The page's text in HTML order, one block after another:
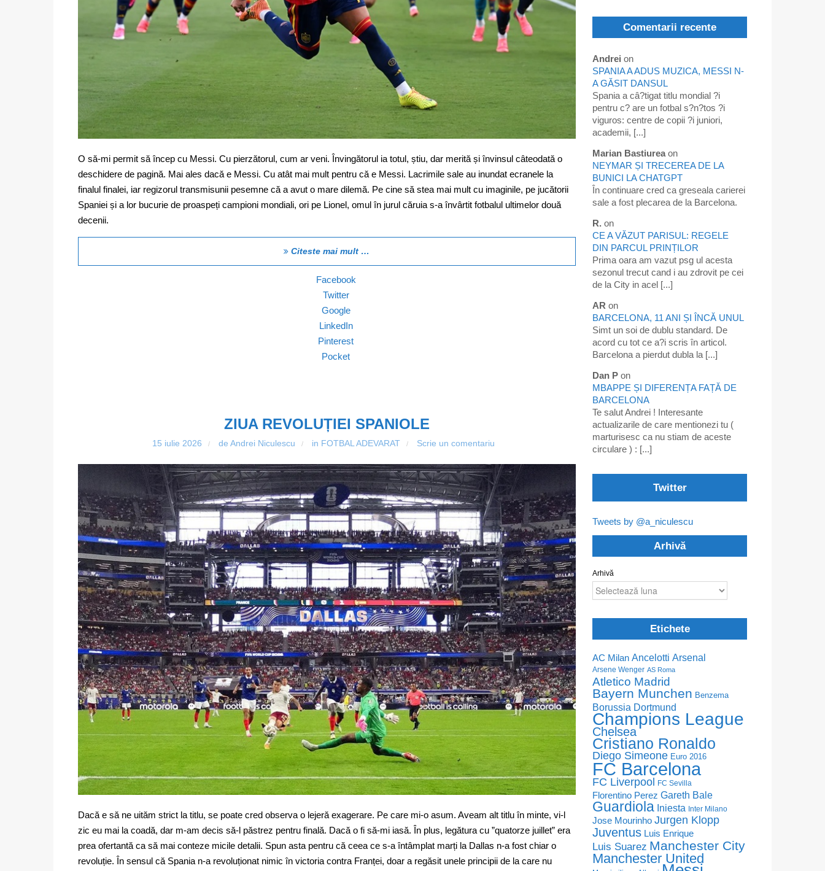
O să-mi permit să încep cu Messi. Cu pierzătorul, cum ar veni. Învingătorul ia totul, știu, dar merită și învinsul câteodată o
deschidere de pagină. Mai ales dacă e Messi. Cu atât mai mult pentru că e Messi. Lacrimile sale au inundat ecranele la
finalul finalei, iar regizorul transmisunii pesemne că a avut o mare dilemă. Pe cine să stea mai mult cu imaginile, pe jucătorii
Spaniei și a lor bucurie de proaspeți campioni mondiali, ori pe Lionel, omul în jurul căruia s-a învârtit fotbalul ultimelor două
decenii.
Citeste mai mult …
Facebook
Twitter
Google
LinkedIn
Pinterest
Pocket
ZIUA REVOLUȚIEI SPANIOLE
15 iulie 2026 / de Andrei Niculescu / in FOTBAL ADEVARAT / Scrie un comentariu
Dacă e să ne uităm strict la titlu, se poate cred observa o lejeră exagerare. Pe care mi-o asum. Aveam alt titlu în minte, vi-l
zic eu mai la coadă, dar m-am decis să-l păstrez pentru finală. Dacă o fi să-mi iasă. În plus, legătura cu ”quatorze juillet” era
prea ofertantă ca să mai conteze micile detalii. Spun asta pentru că ceea ce s-a întâmplat marți la Dallas n-a fost chiar o
revoluție. În sensul că Spania n-a revoluționat nimic în victoria contra Franței, doar a regăsit unele principii de la care nu
Comentarii recente
Andrei on
SPANIA A ADUS MUZICA, MESSI N-
A GĂSIT DANSUL
Spania a câ?tigat titlu mondial ?i
pentru c? are un fotbal s?n?tos ?i
viguros: centre de copii ?i juniori,
academii, [...]
Marian Bastiurea on
NEYMAR ȘI TRECEREA DE LA
BUNICI LA CHATGPT
În continuare cred ca greseala carierei
sale a fost plecarea de la Barcelona.
R. on
CE A VĂZUT PARISUL: REGELE
DIN PARCUL PRINȚILOR
Prima oara am vazut psg ul acesta
sezonul trecut cand i au zdrovit pe cei
de la City in acel [...]
AR on
BARCELONA, 11 ANI ȘI ÎNCĂ UNUL
Simt un soi de dublu standard. De
acord cu tot ce a?i scris în articol.
Barcelona a pierdut dubla la [...]
Dan P on
MBAPPE ȘI DIFERENȚA FAȚĂ DE
BARCELONA
Te salut Andrei ! Interesante
actualizarile de care mentionezi tu (
marturisesc ca nu stiam de aceste
circulare ) : [...]
Twitter
Tweets by @a_niculescu
Arhivă
Arhivă
Etichete
AC Milan Ancelotti Arsenal
Arsene Wenger AS Roma
Atletico Madrid
Bayern Munchen Benzema
Borussia Dortmund
Champions League
Chelsea
Cristiano Ronaldo
Diego Simeone Euro 2016
FC Barcelona
FC Liverpool FC Sevilla
Florentino Perez Gareth Bale
Guardiola Iniesta Inter Milano
Jose Mourinho Jurgen Klopp
Juventus Luis Enrique
Luis Suarez Manchester City
Manchester United